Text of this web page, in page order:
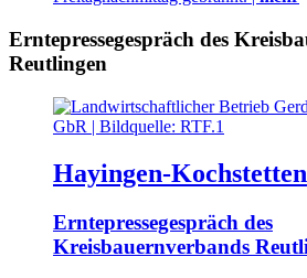
Erntepressegespräch des
Reutlingen
Hayingen-Kochstetten
Erntepressegespräch des
Kreisbauernverbands